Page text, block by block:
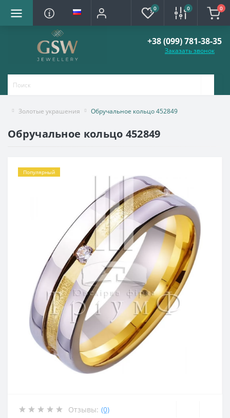
0 0 0
+38 (099) 781-38-35
Заказать звонок
Золотые украшения Обручальное кольцо 452849
Обручальное кольцо 452849
Популярный
Отзывы: (0)